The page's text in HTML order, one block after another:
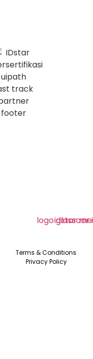
Terms & Conditions
Privacy Policy